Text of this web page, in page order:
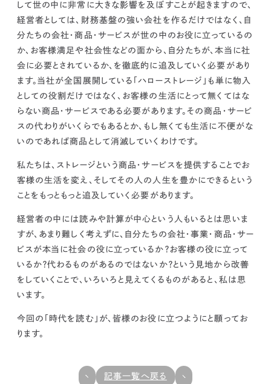
して世の中に非常に大きな影響を及ぼすことが起きますので、
経営者としては、財務基盤の強い会社を作るだけではなく、自
分たちの会社・商品・サービスが世の中のお役に立っているの
か、お客様満足や社会性などの面から、自分たちが、本当に社
会に必要とされているか、を徹底的に追及していく必要があり
ます。当社が全国展開している「ハローストレージ」も単に物入
としての役割だけではなく、お客様の生活にとって無くてはな
らない商品・サービスである必要があります。その商品・サービ
スの代わりがいくらでもあるとか、もし無くても生活に不便がな
いのであれば商品として消滅していくわけです。
私たちは、ストレージという商品・サービスを提供することでお
客様の生活を変え、そしてその人の人生を豊かにできるという
ことをもっともっと追及していく必要があります。
経営者の中には読みや計算が中心という人もいるとは思いま
すが、あまり難しく考えずに、自分たちの会社・事業・商品・サー
ビスが本当に社会の役に立っているか？お客様の役に立って
いるか？代わるものがあるのではないか？という見地から改善
をしていくことで、いろいろと見えてくるものがあると、私は思
います。
今回の「時代を読む」が、皆様のお役に立つようにと願ってお
ります。
記事一覧へ戻る